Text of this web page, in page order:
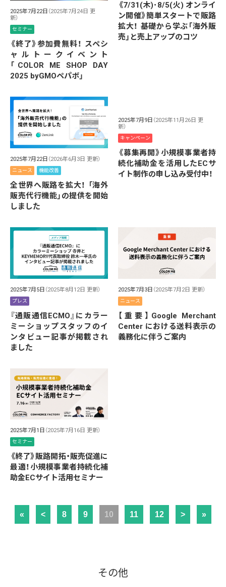
2025年7月22日 （2025年7月24日 更
新）
セミナー
《終了》参加費無料！ スペシ
ャルトークイベント
「COLOR ME SHOP DAY
2025 byGMOペパボ」
《7/31(木)･8/5(火) オンライ
ン開催》簡単スタートで販路
拡大！ 基礎から学ぶ「海外販
売」と売上アップのコツ
2025年7月22日 （2026年6月3日 更新）
ニュース 機能改善
全世界へ販路を拡大！ 「海外
販売代行機能」の提供を開始
しました
2025年7月9日 （2025年11月26日 更
新）
キャンペーン
《募集再開》小規模事業者持
続化補助金を活用したECサ
イト制作の申し込み受付中！
2025年7月5日 （2025年8月12日 更新）
プレス
『通販通信ECMO』にカラー
ミーショップスタッフのイ
ンタビュー記事が掲載され
ました
2025年7月3日 （2025年7月2日 更新）
ニュース
【重要】Google Merchant
Center における送料表示の
義務化に伴うご案内
2025年7月1日 （2025年7月16日 更新）
セミナー
《終了》販路開拓・販売促進に
最適！小規模事業者持続化補
助金ECサイト活用セミナー
« < 8 9 10 11 12 > »
その他